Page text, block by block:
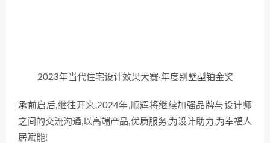
2023年当代住宅设计效果大赛·年度别墅型铂金奖
承前启后,继往开来,2024年,顺辉将继续加强品牌与设计师
之间的交流沟通,以高端产品,优质服务,为设计助力,为幸福人
居赋能!